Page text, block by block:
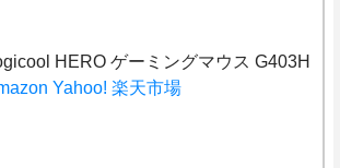
HERO ゲーミングマウス G403H
Yahoo! 楽天市場